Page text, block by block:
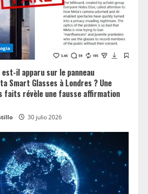
il apparu sur le panneau
Smart Glasses à Londres ? Une
faits révèle une fausse affirmation
30 julio 2026